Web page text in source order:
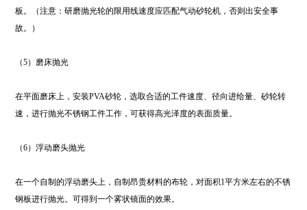
板。（注意：研磨抛光轮的限用线速度应匹配气动砂轮机，否则出安全事
故。）
（5）磨床抛光
在平面磨床上，安装PVA砂轮，选取合适的工件速度、径向进给量、砂轮转
速，进行抛光不锈钢工件工作，可获得高光泽度的表面质量。
（6）浮动磨头抛光
在一个自制的浮动磨头上，自制昂贵材料的布轮，对面积1平方米左右的不锈
钢板进行抛光。可得到一个雾状镜面的效果。